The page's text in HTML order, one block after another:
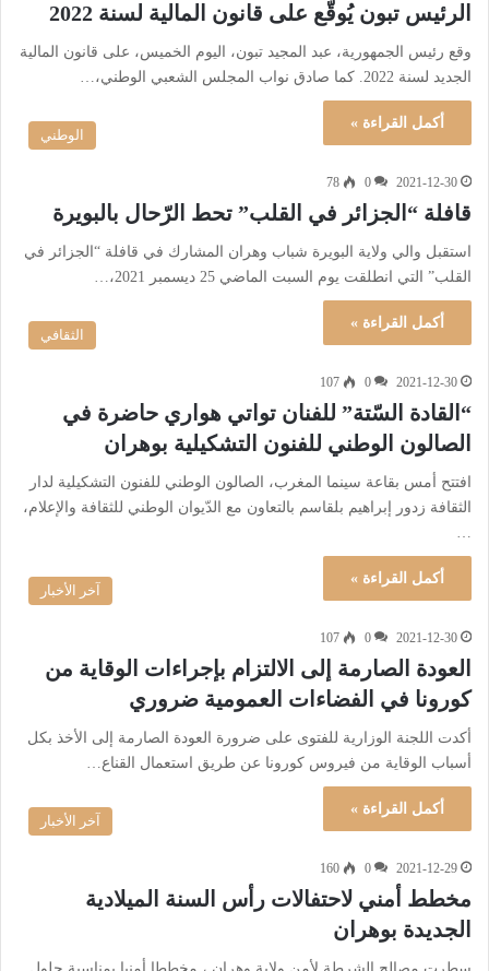
الرئيس تبون يُوقّع على قانون المالية لسنة 2022
وقع رئيس الجمهورية، عبد المجيد تبون، اليوم الخميس، على قانون المالية
الجديد لسنة 2022. كما صادق نواب المجلس الشعبي الوطني،…
أكمل القراءة »
الوطني
2021-12-30
0
78
قافلة “الجزائر في القلب” تحط الرّحال بالبويرة
استقبل والي ولاية البويرة شباب وهران المشارك في قافلة “الجزائر في
القلب” التي انطلقت يوم السبت الماضي 25 ديسمبر 2021،…
أكمل القراءة »
الثقافي
2021-12-30
0
107
“القادة السّتة” للفنان تواتي هواري حاضرة في
الصالون الوطني للفنون التشكيلية بوهران
افتتح أمس بقاعة سينما المغرب، الصالون الوطني للفنون التشكيلية لدار
الثقافة زدور إبراهيم بلقاسم بالتعاون مع الدّيوان الوطني للثقافة والإعلام،
…
أكمل القراءة »
آخر الأخبار
2021-12-30
0
107
العودة الصارمة إلى الالتزام بإجراءات الوقاية من
كورونا في الفضاءات العمومية ضروري
أكدت اللجنة الوزارية للفتوى على ضرورة العودة الصارمة إلى الأخذ بكل
أسباب الوقاية من فيروس كورونا عن طريق استعمال القناع…
أكمل القراءة »
آخر الأخبار
2021-12-29
0
160
مخطط أمني لاحتفالات رأس السنة الميلادية
الجديدة بوهران